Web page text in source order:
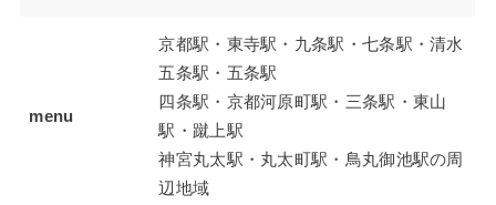
menu
京都駅・東寺駅・九条駅・七条駅・清水
五条駅・五条駅
四条駅・京都河原町駅・三条駅・東山
駅・蹴上駅
神宮丸太駅・丸太町駅・鳥丸御池駅の周
辺地域